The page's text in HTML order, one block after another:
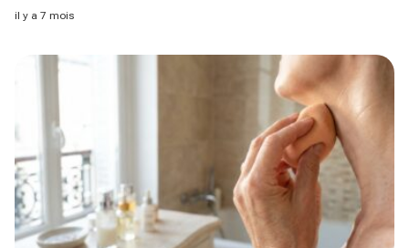
âge des dermatologues de Séoul
il y a 7 mois